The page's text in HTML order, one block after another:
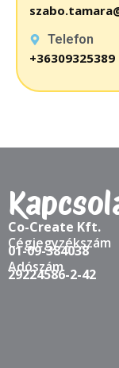
Telefon
+36309325389
Co-Create Kft.
Cégjegyzékszám
01-09-384038
Adószám
29224586-2-42